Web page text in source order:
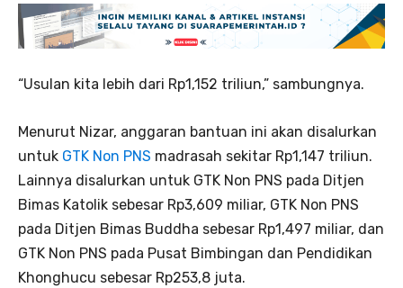
“Usulan kita lebih dari Rp1,152 triliun,” sambungnya.
Menurut Nizar, anggaran bantuan ini akan disalurkan
untuk GTK Non PNS madrasah sekitar Rp1,147 triliun.
Lainnya disalurkan untuk GTK Non PNS pada Ditjen
Bimas Katolik sebesar Rp3,609 miliar, GTK Non PNS
pada Ditjen Bimas Buddha sebesar Rp1,497 miliar, dan
GTK Non PNS pada Pusat Bimbingan dan Pendidikan
Khonghucu sebesar Rp253,8 juta.